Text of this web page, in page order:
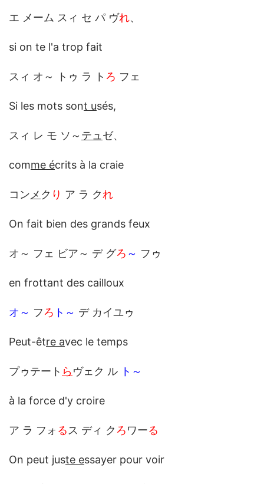
エ メーム スィ セ パ ヴれ、
si on te l'a trop fait
スィ オ～ トゥ ラ ト ろ フェ
Si les mots sont usés,
スィ レ モ ソ～ テュ ゼ、
comme écrits à la craie
コン メ ク り ア ラ クれ
On fait bien des grands feux
オ～ フェ ビア～ デ グろ ～ フゥ
en frottant des cailloux
オ～ フろ ト～ デ カイユゥ
Peut-être avec le temps
プゥテート らヴェク ル ト～
à la force d'y croire
ア ラ フォ る ス ディ ク ろワーる
On peut juste essayer pour voir